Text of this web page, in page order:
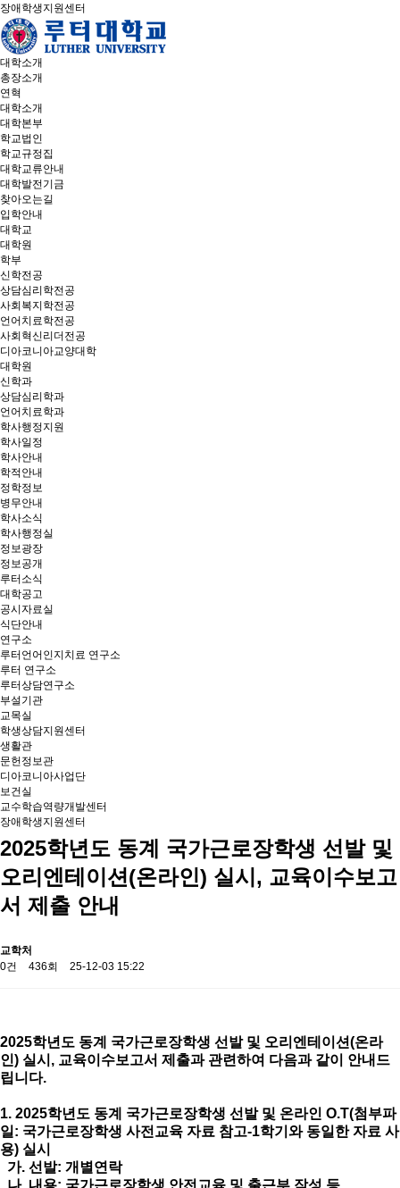
장애학생지원센터
대학소개
총장소개
연혁
대학소개
대학본부
학교법인
학교규정집
대학교류안내
대학발전기금
찾아오는길
입학안내
대학교
대학원
학부
신학전공
상담심리학전공
사회복지학전공
언어치료학전공
사회혁신리더전공
디아코니아교양대학
대학원
신학과
상담심리학과
언어치료학과
학사행정지원
학사일정
학사안내
학적안내
정학정보
병무안내
학사소식
학사행정실
정보광장
정보공개
루터소식
대학공고
공시자료실
식단안내
연구소
루터언어인지치료 연구소
루터 연구소
루터상담연구소
부설기관
교목실
학생상담지원센터
생활관
문헌정보관
디아코니아사업단
보건실
교수학습역량개발센터
장애학생지원센터
2025학년도 동계 국가근로장학생 선발 및
오리엔테이션(온라인) 실시, 교육이수보고
서 제출 안내
교학처
0건
436회 25-12-03 15:22
2025학년도 동계 국가근로장학생 선발 및 오리엔테이션(온라
인) 실시, 교육이수보고서 제출과 관련하여 다음과 같이 안내드
립니다.
1. 2025학년도 동계 국가근로장학생 선발 및 온라인 O.T(첨부파
일: 국가근로장학생 사전교육 자료 참고-1학기와 동일한 자료 사
용) 실시
가. 선발: 개별연락
나. 내용: 국가근로장학생 안전교육 및 출근부 작성 등